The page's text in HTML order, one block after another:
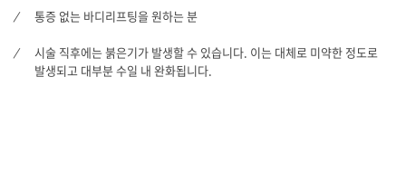
통증 없는 바디리프팅을 원하는 분
시술 직후에는 붉은기가 발생할 수 있습니다. 이는 대체로 미약한 정도로
발생되고 대부분 수일 내 완화됩니다.